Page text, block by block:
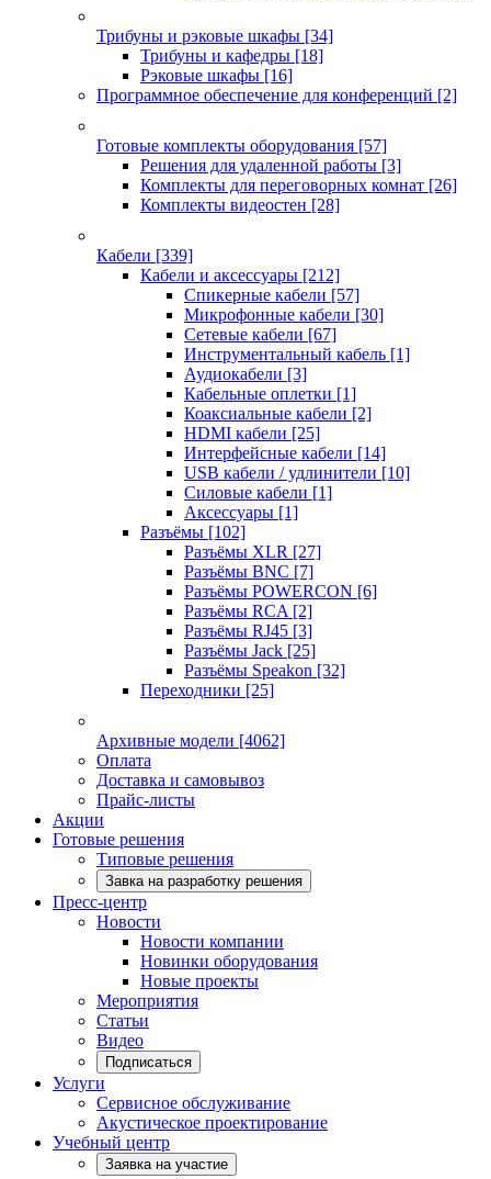
Трибуны и рэковые шкафы [34]
Трибуны и кафедры [18]
Рэковые шкафы [16]
Программное обеспечение для конференций [2]
Готовые комплекты оборудования [57]
Решения для удаленной работы [3]
Комплекты для переговорных комнат [26]
Комплекты видеостен [28]
Кабели [339]
Кабели и аксессуары [212]
Спикерные кабели [57]
Микрофонные кабели [30]
Сетевые кабели [67]
Инструментальный кабель [1]
Аудиокабели [3]
Кабельные оплетки [1]
Коаксиальные кабели [2]
HDMI кабели [25]
Интерфейсные кабели [14]
USB кабели / удлинители [10]
Силовые кабели [1]
Аксессуары [1]
Разъёмы [102]
Разъёмы XLR [27]
Разъёмы BNC [7]
Разъёмы POWERCON [6]
Разъёмы RCA [2]
Разъёмы RJ45 [3]
Разъёмы Jack [25]
Разъёмы Speakon [32]
Переходники [25]
Архивные модели [4062]
Оплата
Доставка и самовывоз
Прайс-листы
Акции
Готовые решения
Типовые решения
Завка на разработку решения
Пресс-центр
Новости
Новости компании
Новинки оборудования
Новые проекты
Мероприятия
Статьи
Видео
Подписаться
Услуги
Сервисное обслуживание
Акустическое проектирование
Учебный центр
Заявка на участие